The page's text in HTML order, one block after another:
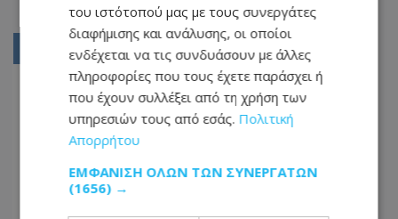
02
03
05
του ιστότοπού μας με τους συνεργάτες
διαφήμισης και ανάλυσης, οι οποίοι
ενδέχεται να τις συνδυάσουν με άλλες
πληροφορίες που τους έχετε παράσχει ή
που έχουν συλλέξει από τη χρήση των
υπηρεσιών τους από εσάς. Πολιτική
Απορρήτου
ΕΜΦΆΝΙΣΗ ΌΛΩΝ ΤΩΝ ΣΥΝΕΡΓΑΤΏΝ
(1656) →